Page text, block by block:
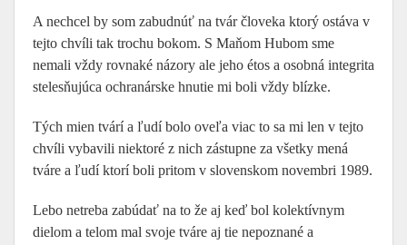
A nechcel by som zabudnúť na tvár človeka ktorý ostáva v
tejto chvíli tak trochu bokom. S Maňom Hubom sme
nemali vždy rovnaké názory ale jeho étos a osobná integrita
stelesňujúca ochranárske hnutie mi boli vždy blízke.
Tých mien tvárí a ľudí bolo oveľa viac to sa mi len v tejto
chvíli vybavili niektoré z nich zástupne za všetky mená
tváre a ľudí ktorí boli pritom v slovenskom novembri 1989.
Lebo netreba zabúdať na to že aj keď bol kolektívnym
dielom a telom mal svoje tváre aj tie nepoznané a